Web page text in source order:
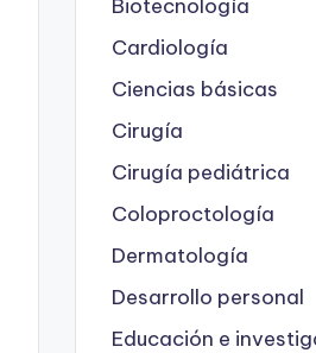
Biotecnología
Cardiología
Ciencias básicas
Cirugía
Cirugía pediátrica
Coloproctología
Dermatología
Desarrollo personal
Educación e